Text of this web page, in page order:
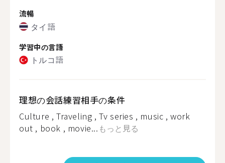
流暢
タイ語
学習中の言語
トルコ語
理想の会話練習相手の条件
Culture , Traveling , Tv series , music , work
out , book , movie... もっと見る